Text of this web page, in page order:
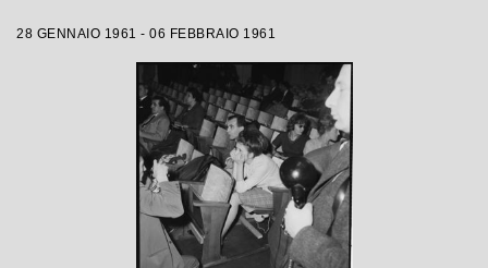
28 GENNAIO 1961 - 06 FEBBRAIO 1961